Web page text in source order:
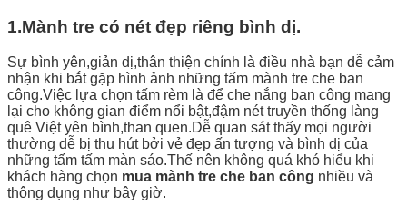
1.Mành tre có nét đẹp riêng bình dị.
Sự bình yên,giản dị,thân thiện chính là điều nhà bạn dễ cảm
nhận khi bắt gặp hình ảnh những tấm mành tre che ban
công.Việc lựa chọn tấm rèm là để che nắng ban công mang
lại cho không gian điểm nổi bật,đậm nét truyền thống làng
quê Việt yên bình,than quen.Dễ quan sát thấy mọi người
thường dễ bị thu hút bởi vẻ đẹp ấn tượng và bình dị của
những tấm tấm màn sáo.Thế nên không quá khó hiểu khi
khách hàng chọn mua mành tre che ban công nhiều và
thông dụng như bây giờ.